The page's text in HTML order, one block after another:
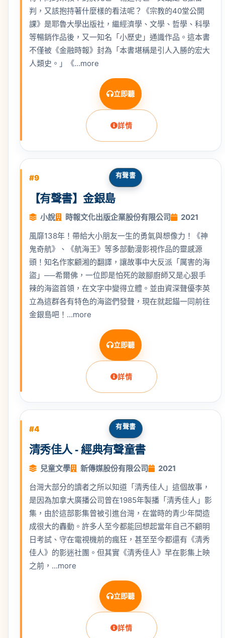
判，又該抱持著什麼樣的看法呢？《宗教的40堂公開
課》是耶魯大學出版社，繼經濟學、文學、哲學、科學
等暢銷作品後，又一知名「小歷史」通識作品。這本書
不僅被《金融時報》封為「本書堪稱是引人入勝的宏大
人類史。」《...more
立即聽
詳情
#9 有聲書
【有聲書】金銀島
小說 時報文化出版企業股份有限公司
2021
風靡138年！帶給大小朋友一生的勇氣與想像力！《神
鬼奇航》、《航海王》等多部動漫影視作品的靈感源
頭！知名作家顧湘的翻譯，讓故事中大反派「厲害的海
盜」──希爾佛，一位即是怕死的跛腳廚師又是心狠手
辣的海盜首領，在文字中變得立體。並由資深聲優李英
立為這群各有特色的海盜們發聲，現在就起錨一同前往
金銀島吧！...more
立即聽
詳情
#4 有聲書
清秀佳人 - 經典有聲童書
兒童文學 新傳媒股份有限公司
2021
台灣大部分的讀者之所以知道「清秀佳人」這個故事，
是因為加拿大廣播公司曾在1985年製播「清秀佳人」影
集，由於這部影集曾被引進台灣，在當時的青少年間造
成很大的轟動。許多人至今都能回想起當年自己不顧明
日考試、守在電視機前的瘋狂，甚至至今都還有《清秀
佳人》的影迷社團。但其實《清秀佳人》早在影集上映
之前，...more
立即聽
詳情